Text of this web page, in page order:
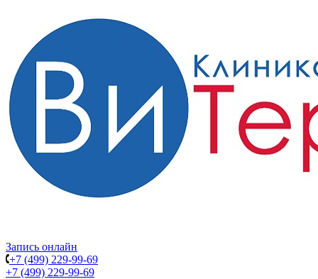
Запись онлайн
+7 (499) 229-99-69
+7 (499) 229-99-69